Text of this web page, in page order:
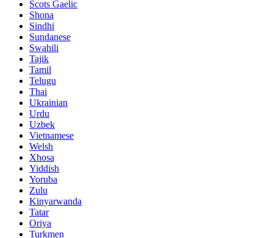
Scots Gaelic
Shona
Sindhi
Sundanese
Swahili
Tajik
Tamil
Telugu
Thai
Ukrainian
Urdu
Uzbek
Vietnamese
Welsh
Xhosa
Yiddish
Yoruba
Zulu
Kinyarwanda
Tatar
Oriya
Turkmen